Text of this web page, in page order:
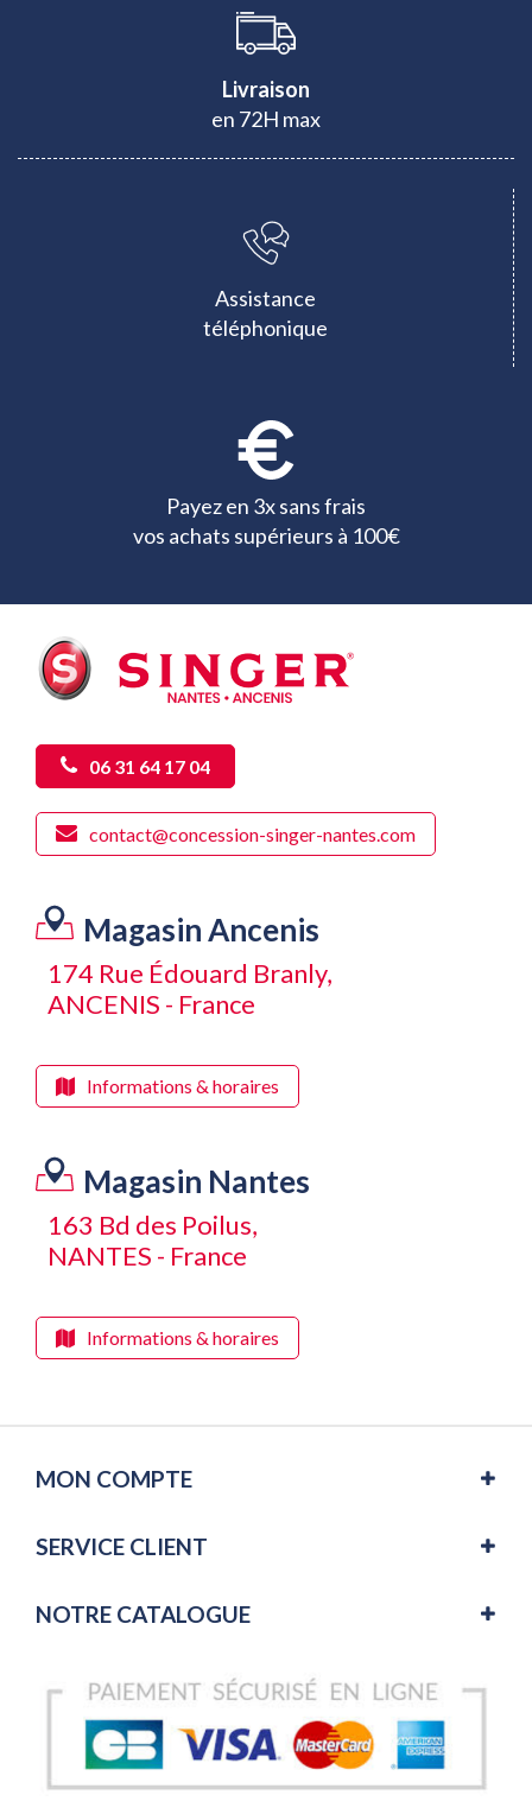
Livraison
en 72H max
Assistance
téléphonique
Payez en 3x sans frais
vos achats supérieurs à 100€
06 31 64 17 04
contact@concession-singer-nantes.com
Magasin Ancenis
174 Rue Édouard Branly,
ANCENIS - France
Informations & horaires
Magasin Nantes
163 Bd des Poilus,
NANTES - France
Informations & horaires
MON COMPTE
SERVICE CLIENT
NOTRE CATALOGUE